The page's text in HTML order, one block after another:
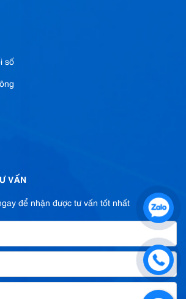
số
VẤN
để nhận được tư vấn tốt nhất